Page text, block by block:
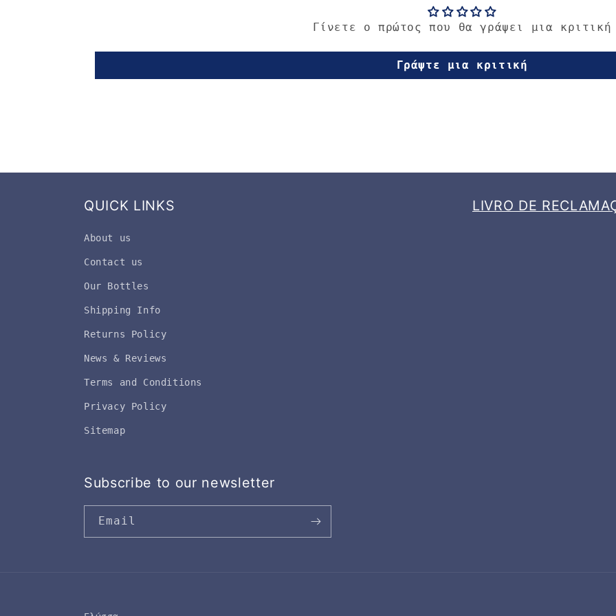
Γίνετε ο πρώτος που θα γράψει μια κριτική
Γράψτε μια κριτική
QUICK LINKS
About us
Contact us
Our Bottles
Shipping Info
Returns Policy
News & Reviews
Terms and Conditions
Privacy Policy
Sitemap
LIVRO DE
Subscribe to our newsletter
Email